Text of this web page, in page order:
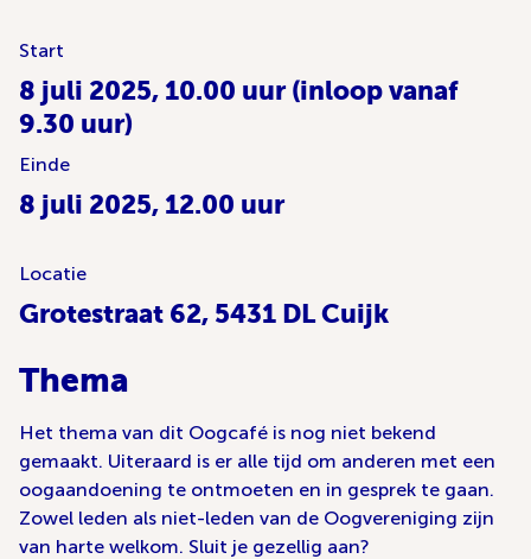
Start
8 juli 2025, 10.00 uur (inloop vanaf
9.30 uur)
Einde
8 juli 2025, 12.00 uur
Locatie
Grotestraat 62, 5431 DL Cuijk
Thema
Het thema van dit Oogcafé is nog niet bekend
gemaakt. Uiteraard is er alle tijd om anderen met een
oogaandoening te ontmoeten en in gesprek te gaan.
Zowel leden als niet-leden van de Oogvereniging zijn
van harte welkom. Sluit je gezellig aan?